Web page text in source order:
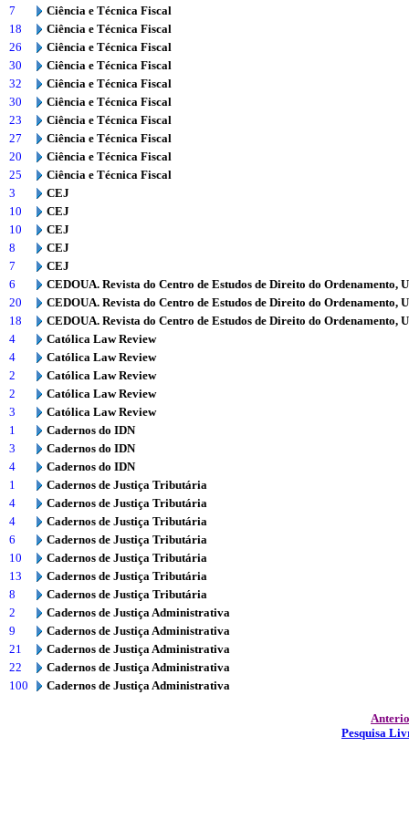
7
Ciência e Técnica Fiscal
18
Ciência e Técnica Fiscal
26
Ciência e Técnica Fiscal
30
Ciência e Técnica Fiscal
32
Ciência e Técnica Fiscal
30
Ciência e Técnica Fiscal
23
Ciência e Técnica Fiscal
27
Ciência e Técnica Fiscal
20
Ciência e Técnica Fiscal
25
Ciência e Técnica Fiscal
3
CEJ
10
CEJ
10
CEJ
8
CEJ
7
CEJ
6
CEDOUA. Revista do Centro de Estudos de Direito do Ordenamento,
20
CEDOUA. Revista do Centro de Estudos de Direito do Ordenamento,
18
CEDOUA. Revista do Centro de Estudos de Direito do Ordenamento,
4
Católica Law Review
4
Católica Law Review
2
Católica Law Review
2
Católica Law Review
3
Católica Law Review
1
Cadernos do IDN
3
Cadernos do IDN
4
Cadernos do IDN
1
Cadernos de Justiça Tributária
4
Cadernos de Justiça Tributária
4
Cadernos de Justiça Tributária
6
Cadernos de Justiça Tributária
10
Cadernos de Justiça Tributária
13
Cadernos de Justiça Tributária
8
Cadernos de Justiça Tributária
2
Cadernos de Justiça Administrativa
9
Cadernos de Justiça Administrativa
21
Cadernos de Justiça Administrativa
22
Cadernos de Justiça Administrativa
100
Cadernos de Justiça Administrativa
Pesquisa